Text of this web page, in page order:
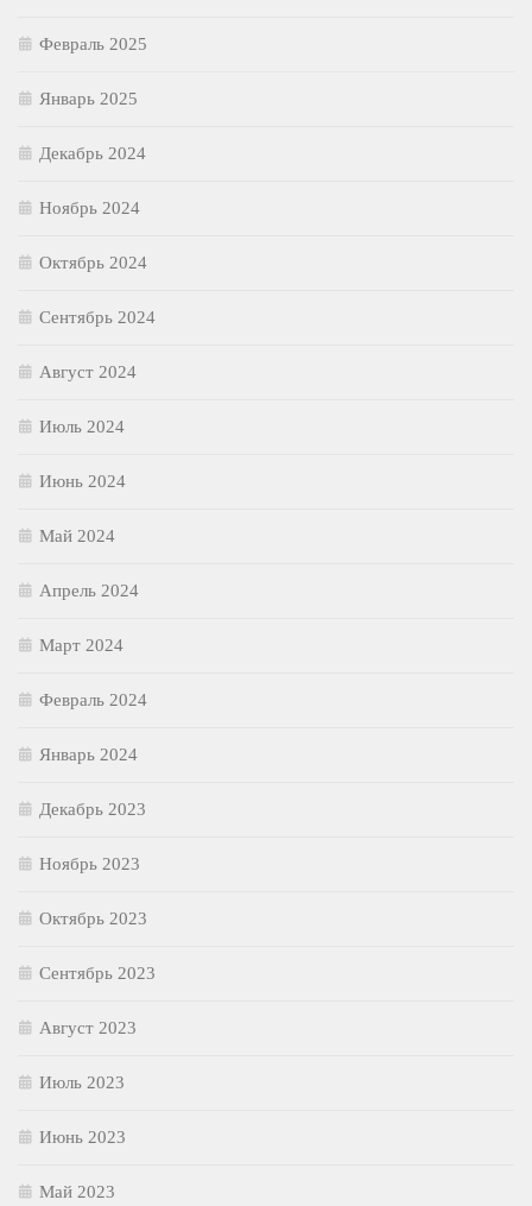
Февраль 2025
Январь 2025
Декабрь 2024
Ноябрь 2024
Октябрь 2024
Сентябрь 2024
Август 2024
Июль 2024
Июнь 2024
Май 2024
Апрель 2024
Март 2024
Февраль 2024
Январь 2024
Декабрь 2023
Ноябрь 2023
Октябрь 2023
Сентябрь 2023
Август 2023
Июль 2023
Июнь 2023
Май 2023